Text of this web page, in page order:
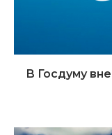
В Госдуму